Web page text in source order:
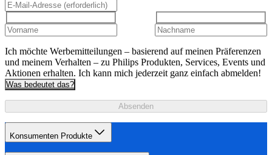
Ich möchte Werbemitteilungen – basierend auf meinen Präferenzen
und meinem Verhalten – zu Philips Produkten, Services, Events und
Aktionen erhalten. Ich kann mich jederzeit ganz einfach abmelden!
Was bedeutet das?
Absenden
Konsumenten Produkte